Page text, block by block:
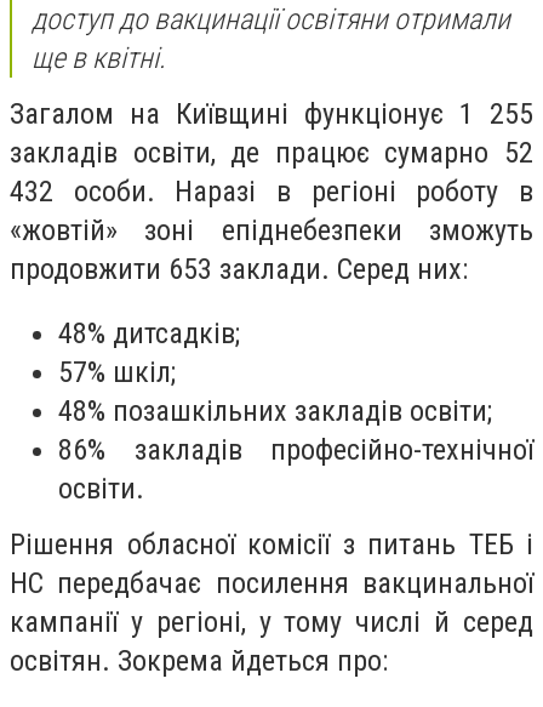
доступ до вакцинації освітяни отримали
ще в квітні.
Загалом на Київщині функціонує 1 255
закладів освіти, де працює сумарно 52
432 особи. Наразі в регіоні роботу в
«жовтій» зоні епіднебезпеки зможуть
продовжити 653 заклади. Серед них:
48% дитсадків;
57% шкіл;
48% позашкільних закладів освіти;
86% закладів професійно-технічної
освіти.
Рішення обласної комісії з питань ТЕБ і
НС передбачає посилення вакцинальної
кампанії у регіоні, у тому числі й серед
освітян. Зокрема йдеться про: